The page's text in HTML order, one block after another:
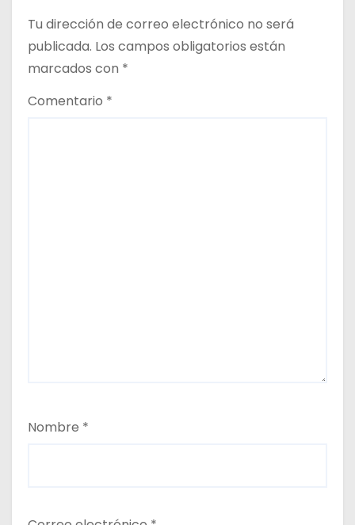
a
s
Tu dirección de correo electrónico no será
publicada. Los campos obligatorios están
marcados con *
Comentario *
Nombre *